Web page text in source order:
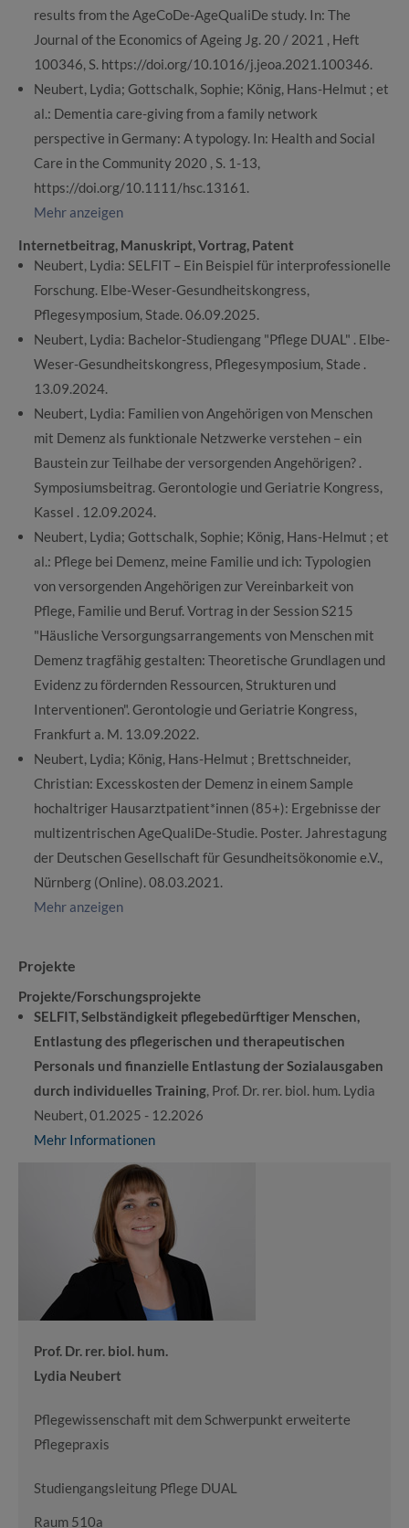
results from the AgeCoDe-AgeQualiDe study. In: The
Journal of the Economics of Ageing Jg. 20 / 2021 , Heft
100346, S. https://doi.org/10.1016/j.jeoa.2021.100346.
Neubert, Lydia; Gottschalk, Sophie; König, Hans-Helmut ; et
al.: Dementia care-giving from a family network
perspective in Germany: A typology. In: Health and Social
Care in the Community 2020 , S. 1-13,
https://doi.org/10.1111/hsc.13161.
Mehr anzeigen
Internetbeitrag, Manuskript, Vortrag, Patent
Neubert, Lydia: SELFIT – Ein Beispiel für interprofessionelle
Forschung. Elbe-Weser-Gesundheitskongress,
Pflegesymposium, Stade. 06.09.2025.
Neubert, Lydia: Bachelor-Studiengang "Pflege DUAL" . Elbe-
Weser-Gesundheitskongress, Pflegesymposium, Stade .
13.09.2024.
Neubert, Lydia: Familien von Angehörigen von Menschen
mit Demenz als funktionale Netzwerke verstehen – ein
Baustein zur Teilhabe der versorgenden Angehörigen? .
Symposiumsbeitrag. Gerontologie und Geriatrie Kongress,
Kassel . 12.09.2024.
Neubert, Lydia; Gottschalk, Sophie; König, Hans-Helmut ; et
al.: Pflege bei Demenz, meine Familie und ich: Typologien
von versorgenden Angehörigen zur Vereinbarkeit von
Pflege, Familie und Beruf. Vortrag in der Session S215
"Häusliche Versorgungsarrangements von Menschen mit
Demenz tragfähig gestalten: Theoretische Grundlagen und
Evidenz zu fördernden Ressourcen, Strukturen und
Interventionen". Gerontologie und Geriatrie Kongress,
Frankfurt a. M. 13.09.2022.
Neubert, Lydia; König, Hans-Helmut ; Brettschneider,
Christian: Excesskosten der Demenz in einem Sample
hochaltriger Hausarztpatient*innen (85+): Ergebnisse der
multizentrischen AgeQualiDe-Studie. Poster. Jahrestagung
der Deutschen Gesellschaft für Gesundheitsökonomie e.V.,
Nürnberg (Online). 08.03.2021.
Mehr anzeigen
Projekte
Projekte/Forschungsprojekte
SELFIT, Selbständigkeit pflegebedürftiger Menschen,
Entlastung des pflegerischen und therapeutischen
Personals und finanzielle Entlastung der Sozialausgaben
durch individuelles Training, Prof. Dr. rer. biol. hum. Lydia
Neubert, 01.2025 - 12.2026
Mehr Informationen
Prof. Dr. rer. biol. hum.
Lydia Neubert
Pflegewissenschaft mit dem Schwerpunkt erweiterte
Pflegepraxis
Studiengangsleitung Pflege DUAL
Raum 510a